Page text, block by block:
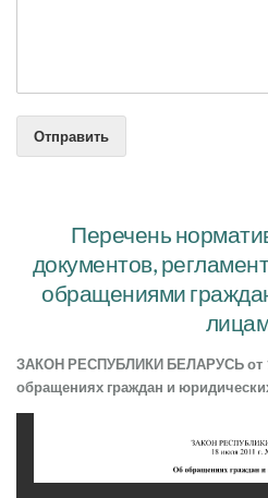
Отправить
Перечень
документов,
обращениями
ЗАКОН РЕСПУБЛИКИ БЕЛАРУСЬ от
обращениях граждан и